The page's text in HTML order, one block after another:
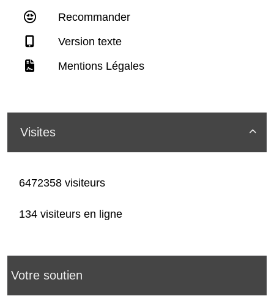
Recommander
Version texte
Mentions Légales

Visites
6472358 visiteurs
134 visiteurs en ligne
Votre soutien